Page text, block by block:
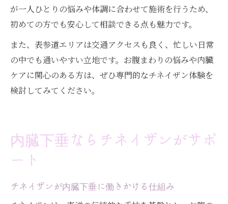
が一人ひとりの悩みや体調に合わせて施術を行うため、
初めての方でも安心して相談できる点も魅力です。
また、表参道エリアは交通アクセスも良く、忙しい日常
の中でも通いやすい立地です。お腹まわりの悩みや内臓
ケアに関心のある方は、ぜひ専門的なチネイザン体験を
検討してみてください。
内臓下垂ならチネイザンがサポ
ート
チネイザンが内臓下垂に働きかける仕組み